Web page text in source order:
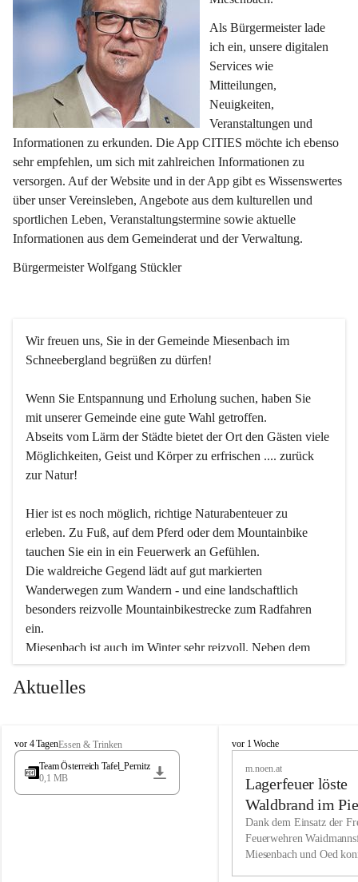
Als Bürgermeister lade
ich ein, unsere digitalen
Services wie
Mitteilungen,
Neuigkeiten,
Veranstaltungen und
Informationen zu erkunden. Die App CITIES möchte ich ebenso
sehr empfehlen, um sich mit zahlreichen Informationen zu
versorgen. Auf der Website und in der App gibt es Wissenswertes
über unser Vereinsleben, Angebote aus dem kulturellen und
sportlichen Leben, Veranstaltungstermine sowie aktuelle
Informationen aus dem Gemeinderat und der Verwaltung.
Bürgermeister Wolfgang Stückler
Wir freuen uns, Sie in der Gemeinde Miesenbach im
Schneebergland begrüßen zu dürfen!
Wenn Sie Entspannung und Erholung suchen, haben Sie
mit unserer Gemeinde eine gute Wahl getroffen.
Abseits vom Lärm der Städte bietet der Ort den Gästen viele
Möglichkeiten, Geist und Körper zu erfrischen .... zurück
zur Natur!
Hier ist es noch möglich, richtige Naturabenteuer zu
erleben. Zu Fuß, auf dem Pferd oder dem Mountainbike
tauchen Sie ein in ein Feuerwerk an Gefühlen.
Die waldreiche Gegend lädt auf gut markierten
Wanderwegen zum Wandern - und eine landschaftlich
besonders reizvolle Mountainbikestrecke zum Radfahren
ein.
Miesenbach ist auch im Winter sehr reizvoll. Neben dem
Eisstockschießen gibt es auf dem nahe gelegenen Unterberg
wunderschöne Naturschneepisten, die zum Schifahren oder
vielfältige Angebot unserer Kulturvereine.
Überzeugen Sie sich selbst, dass Sie in Miesenbach sowie
in den Beherbergungsbetrieben, Gaststätten und urigen
Wir kennen Miesenbach als lebens- und liebenswerten Ort.
Tradition und Innovation werden ebenso groß geschrieben
Aktuelles
M
i
s
vor 4 TagenEssen & Trinken
Team Österreich Tafel_Pernitz
0,1 MB
M
h
vor 1 Woche
m.noen.at
Lagerfeuer löste
Waldbrand im
aus
Dank dem Einsatz der
Feuerwehren
Miesenbach und Oed